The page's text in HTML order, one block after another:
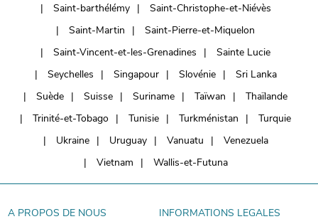
Saint-barthélémy
Saint-Christophe-et-Niévès
Saint-Martin
Saint-Pierre-et-Miquelon
Saint-Vincent-et-les-Grenadines
Sainte Lucie
Seychelles
Singapour Slovénie
Sri Lanka
Suède
Suisse Suriname Taïwan
Thaïlande
Trinité-et-Tobago
Tunisie Turkménistan
Turquie
Ukraine
Uruguay Vanuatu
Venezuela
Vietnam
Wallis-et-Futuna
A PROPOS DE NOUS INFORMATIONS LEGALES